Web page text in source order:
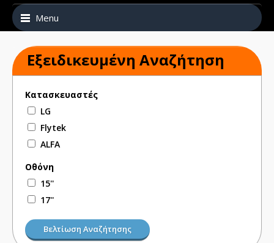
Menu
Εξειδικευμένη Αναζήτηση
Κατασκευαστές
LG
Flytek
ALFA
Οθόνη
15''
17''
Βελτίωση Αναζήτησης